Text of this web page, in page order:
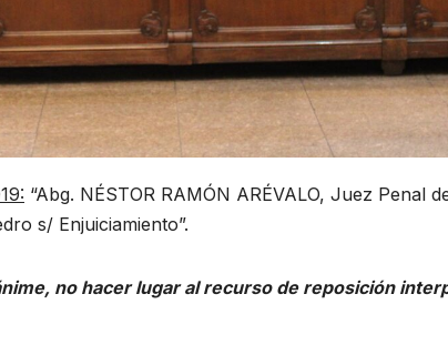
“Abg. NÉSTOR RAMÓN ARÉVALO, Juez Penal
s/ Enjuiciamiento”.
no hacer lugar al recurso de reposición